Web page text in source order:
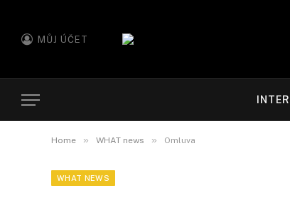
MŮJ ÚČET
Home » WHAT news » Omluva
WHAT NEWS